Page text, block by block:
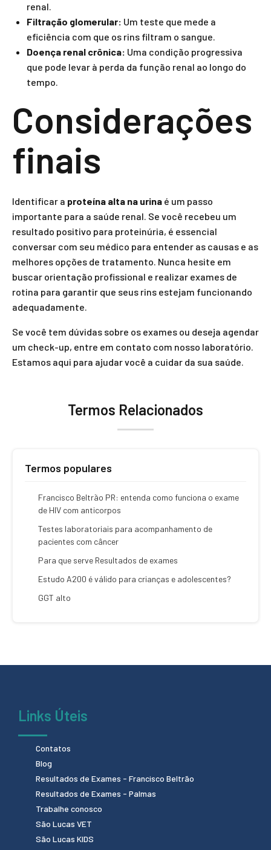
renal.
Filtração glomerular: Um teste que mede a
eficiência com que os rins filtram o sangue.
Doença renal crônica: Uma condição progressiva
que pode levar à perda da função renal ao longo do
tempo.
Considerações
finais
Identificar a proteína alta na urina é um passo
importante para a saúde renal. Se você recebeu um
resultado positivo para proteinúria, é essencial
conversar com seu médico para entender as causas e as
melhores opções de tratamento. Nunca hesite em
buscar orientação profissional e realizar exames de
rotina para garantir que seus rins estejam funcionando
adequadamente.
Se você tem dúvidas sobre os exames ou deseja agendar
um check-up, entre em contato com nosso laboratório.
Estamos aqui para ajudar você a cuidar da sua saúde.
Termos Relacionados
Termos populares
Francisco Beltrão PR: entenda como funciona o exame
de HIV com anticorpos
Testes laboratoriais para acompanhamento de
pacientes com câncer
Para que serve Resultados de exames
Estudo A200 é válido para crianças e adolescentes?
GGT alto
Links Úteis
Contatos
Blog
Resultados de Exames - Francisco Beltrão
Resultados de Exames - Palmas
Trabalhe conosco
São Lucas VET
São Lucas KIDS